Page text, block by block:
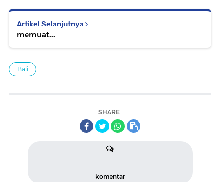
Artikel Selanjutnya
memuat...
Bali
SHARE
komentar